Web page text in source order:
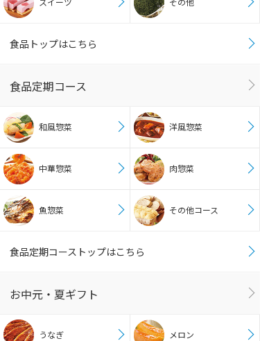
食品トップはこちら
食品定期コース
和風惣菜 洋風惣菜
中華惣菜 肉惣菜
魚惣菜 その他コース
食品定期コーストップはこちら
お中元・夏ギフト
うなぎ メロン